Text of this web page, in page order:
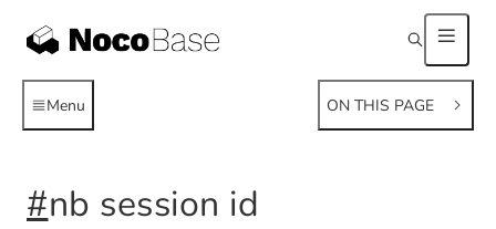
Menu ON THIS PAGE
#nb session id